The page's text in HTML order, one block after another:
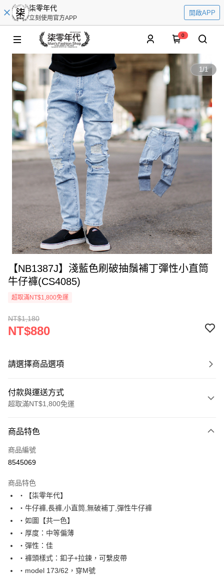
柒零年代
立刻使用官方APP
開啟APP
0
1/1
【NB1387J】淺藍色刷破抽鬚補丁彈性小直筒
牛仔褲(CS4085)
超取滿NT$1,800免運
NT$1,180
NT$880
請選擇商品選項
付款與運送方式
超取滿NT$1,800免運
信用卡一次付款
超商取貨付款
Apple Pay
街口支付
悠遊付
Google Pay
AFTEE先享後付
商品特色
商品編號
8545069
商品特色
‧【柒零年代】
‧牛仔褲,長褲,小直筒,無破補丁,彈性牛仔褲
‧如圖【共一色】
‧厚度：中等偏薄
‧彈性：佳
‧褲頭樣式：釦子+拉鍊，可繫皮帶
‧model 173/62，穿M號